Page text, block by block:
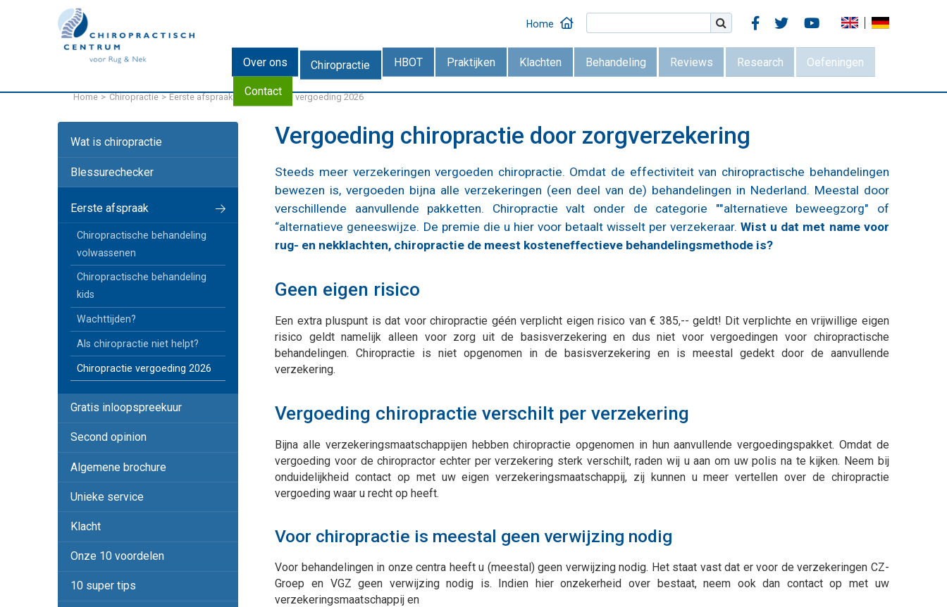
Home   
Over ons Chiropractie HBOT Praktijken Klachten Behandeling Reviews Research Oefeningen
Contact
Home Chiropractie Eerste afspraak Chiropractie vergoeding 2026
Wat is chiropractie
Blessurechecker
Eerste afspraak
Chiropractische behandeling
volwassenen
Chiropractische behandeling
kids
Wachttijden?
Als chiropractie niet helpt?
Chiropractie vergoeding 2026
Gratis inloopspreekuur
Second opinion
Algemene brochure
Unieke service
Klacht
Onze 10 voordelen
10 super tips
Vergoeding chiropractie door zorgverzekering
Steeds meer verzekeringen vergoeden chiropractie. Omdat de effectiviteit van chiropractische behandelingen
bewezen is, vergoeden bijna alle verzekeringen (een deel van de) behandelingen in Nederland. Meestal door
verschillende aanvullende pakketten. Chiropractie valt onder de categorie ""alternatieve beweegzorg" of
“alternatieve geneeswijze. De premie die u hier voor betaalt wisselt per verzekeraar.Wist u dat met name voor
rug- en nekklachten, chiropractie de meest kosteneffectieve behandelingsmethode is?
Geen eigen risico
Een extra pluspunt is dat voor chiropractie géén verplicht eigen risico van € 385,-- geldt! Dit verplichte en vrijwillige eigen
risico geldt namelijk alleen voor zorg uit de basisverzekering en dus niet voor vergoedingen voor chiropractische
behandelingen. Chiropractie is niet opgenomen in de basisverzekering en is meestal gedekt door de aanvullende
verzekering.
Vergoeding chiropractie verschilt per verzekering
Bijna alle verzekeringsmaatschappijen hebben chiropractie opgenomen in hun aanvullende vergoedingspakket. Omdat de
vergoeding voor de chiropractor echter per verzekering sterk verschilt, raden wij u aan om uw polis na te kijken. Neem bij
onduidelijkheid contact op met uw eigen verzekeringsmaatschappij, zij kunnen u meer vertellen over de chiropractie
vergoeding waar u recht op heeft.
Voor chiropractie is meestal geen verwijzing nodig
Voor behandelingen in onze centra heeft u (meestal) geen verwijzing nodig. Het staat vast dat er voor de verzekeringen CZ-
Groep en VGZ geen verwijzing nodig is. Indien hier onzekerheid over bestaat, neem ook dan contact op met uw
verzekeringsmaatschappij en